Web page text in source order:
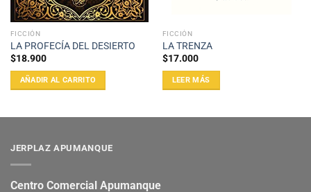
FICCIÓN
LA PROFECÍA DEL DESIERTO
$18.900
AÑADIR AL CARRITO
FICCIÓN
LA TRENZA
$17.000
LEER MÁS
JERPLAZ APUMANQUE
Centro Comercial Apumanque